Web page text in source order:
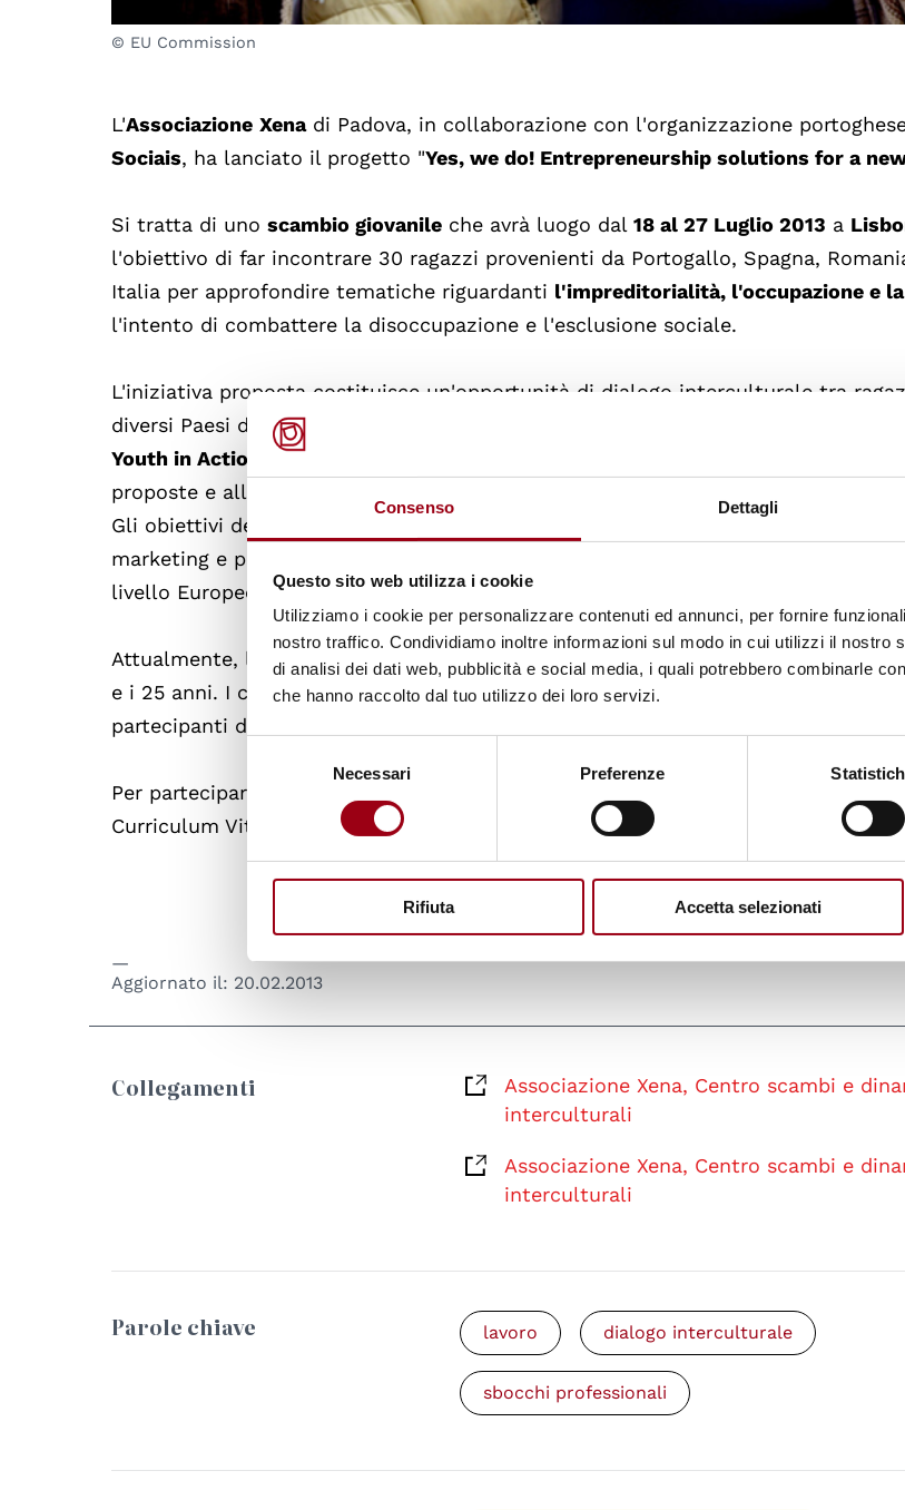
Consenso Dettagli
Questo sito web utilizza i cookie
Utilizziamo i cookie per personalizzare contenuti ed annunci, per fornire
nostro traffico. Condividiamo inoltre informazioni sul modo in cui utilizzi il nostro
di analisi dei dati web, pubblicità e social media, i quali potrebbero combinarle
che hanno raccolto dal tuo utilizzo dei loro servizi.
Necessari Preferenze
Rifiuta Accetta selezionati
© EU Commission
L'Associazione Xenadi Padova, in collaborazione con l'organizzazione
Sociais, ha lanciato il progetto "Yes, we do! Entrepreneurship solutions for a
Si tratta di unoscambio giovanile che avrà luogo dal18 al 27 Luglio 2013 a
l'obiettivo di far incontrare 30 ragazzi provenienti da Portogallo, Spagna,
Italia per approfondire tematiche riguardanti l'impreditorialità, l'occupazione e
l'intento di combattere la disoccupazione e l'esclusione sociale.
L'iniziativa proposta costituisce un'opportunità di dialogo interculturale tra
diversi Paesi dell'UE ma consente anche di approfondire le tematiche riguardanti
Youth in Action della Commissione Europea
proposte e alla creazione di una rete riguardanti l'imprenditorialità giovanile.
Gli obiettivi del progetto, in particolare, comprendono lo sviluppo di capacità di
marketing e project management; la creazione di un network di potenziali
livello Europeo; l'esercizio dell'inglese, lingua ufficiale dello scambio.
Attualmente, l'Associazione Xena sta selezionando 6 partecipanti aventi un'età
e i 25 anni. I costi di vitto e alloggio saranno coperti al in toto dall'organizzazione
partecipanti dovranno coprire solo il 30% del viaggio e versare una quota
Per partecipare, è necessario inviare una lettera motivazionale di 1000 caratteri
Curriculum Vitae, entro e non oltre il
16 marzo 2013all’indirizzo:
Aggiornato il: 20.02.2013
Collegamenti
Associazione Xena, Centro scambi e
interculturali
Associazione Xena, Centro scambi e
interculturali
Parole chiave lavoro dialogo interculturale
sbocchi professionali